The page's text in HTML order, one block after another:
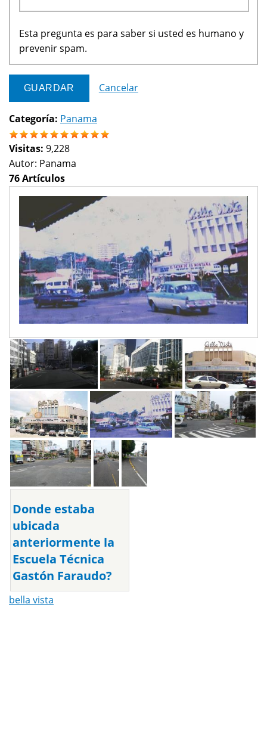
Esta pregunta es para saber si usted es humano y
prevenir spam.
Cancelar
Categoría: Panama
Visitas: 9,228
Autor: Panama
76 Artículos
Donde estaba
ubicada
anteriormente la
Escuela Técnica
Gastón Faraudo?
bella vista